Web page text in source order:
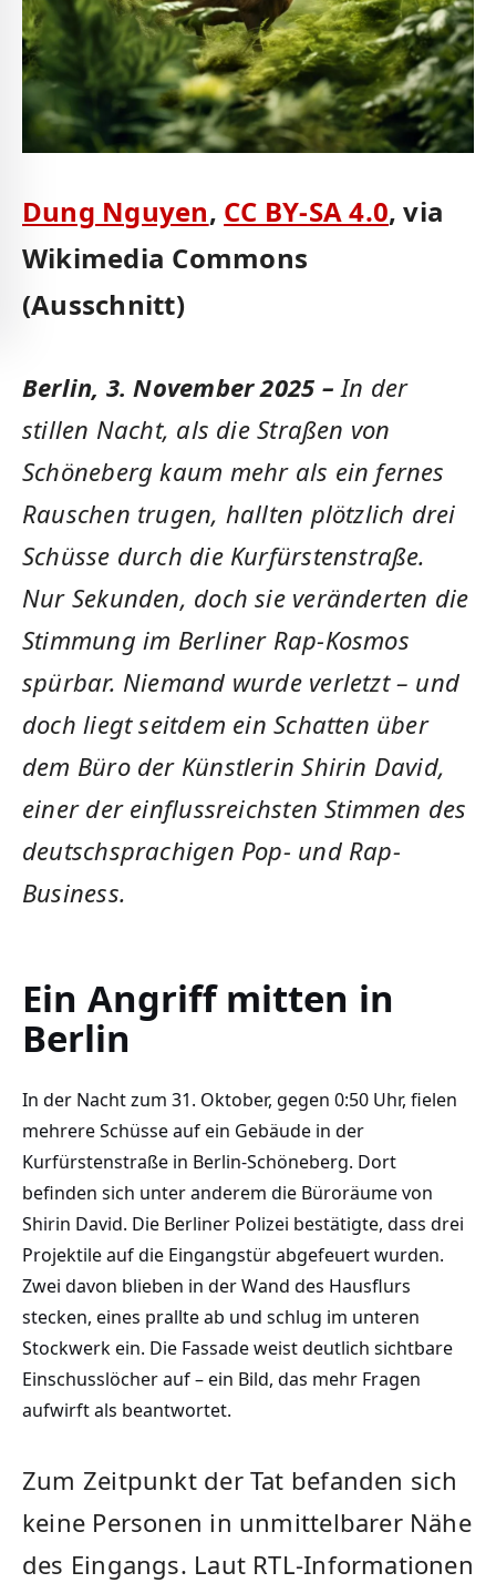
Dung Nguyen, CC BY-SA 4.0, via
Wikimedia Commons
(Ausschnitt)
Berlin, 3. November 2025 – In der
stillen Nacht, als die Straßen von
Schöneberg kaum mehr als ein fernes
Rauschen trugen, hallten plötzlich drei
Schüsse durch die Kurfürstenstraße.
Nur Sekunden, doch sie veränderten die
Stimmung im Berliner Rap-Kosmos
spürbar. Niemand wurde verletzt – und
doch liegt seitdem ein Schatten über
dem Büro der Künstlerin Shirin David,
einer der einflussreichsten Stimmen des
deutschsprachigen Pop- und Rap-
Business.
Ein Angriff mitten in
Berlin
In der Nacht zum 31. Oktober, gegen 0:50 Uhr, fielen
mehrere Schüsse auf ein Gebäude in der
Kurfürstenstraße in Berlin-Schöneberg. Dort
befinden sich unter anderem die Büroräume von
Shirin David. Die Berliner Polizei bestätigte, dass drei
Projektile auf die Eingangstür abgefeuert wurden.
Zwei davon blieben in der Wand des Hausflurs
stecken, eines prallte ab und schlug im unteren
Stockwerk ein. Die Fassade weist deutlich sichtbare
Einschusslöcher auf – ein Bild, das mehr Fragen
aufwirft als beantwortet.
Zum Zeitpunkt der Tat befanden sich
keine Personen in unmittelbarer Nähe
des Eingangs. Laut RTL-Informationen